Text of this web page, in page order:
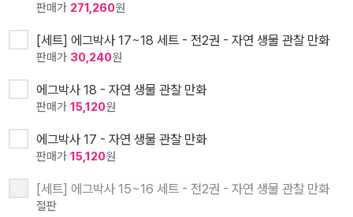
판매가 271,260원
[세트] 에그박사 17~18 세트 - 전2권 - 자연 생물 관찰 만화
판매가 30,240원
에그박사 18 - 자연 생물 관찰 만화
판매가 15,120원
에그박사 17 - 자연 생물 관찰 만화
판매가 15,120원
[세트] 에그박사 15~16 세트 - 전2권 - 자연 생물 관찰 만화
절판